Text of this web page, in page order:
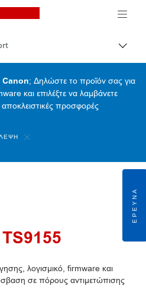
Canon Logo, back to
Canon; Δηλώστε το προϊόν σας για
και επιλέξτε να λαμβάνετε
αποκλειστικές προσφορές
λογισμικό, firmware και
σε πόρους αντιμετώπισης
ΈΡΕΥΝΑ